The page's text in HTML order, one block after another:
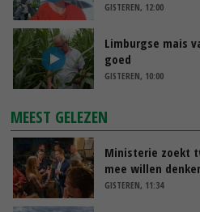
GISTEREN, 12:00
Limburgse mais
goed
GISTEREN, 10:00
MEEST GELEZEN
Ministerie zoekt
mee willen
GISTEREN, 11:34